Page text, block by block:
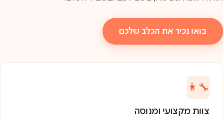
בואו נכיר את הכלב שלכם
👩‍🔧
צוות מקצועי ומנוסה